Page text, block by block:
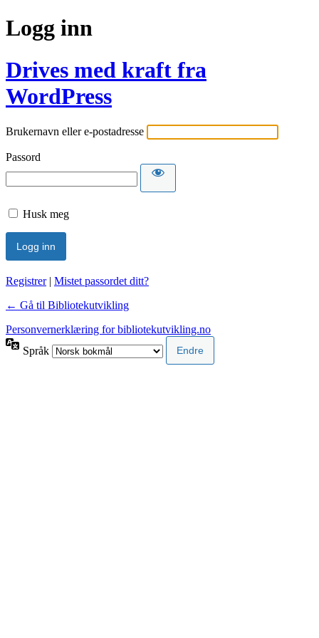
Logg inn
Drives med kraft fra
WordPress
Brukernavn eller e-postadresse
Passord
Husk meg
Registrer| Mistet passordet ditt?
← Gå til Bibliotekutvikling
Personvernerklæring for bibliotekutvikling.no
Språk